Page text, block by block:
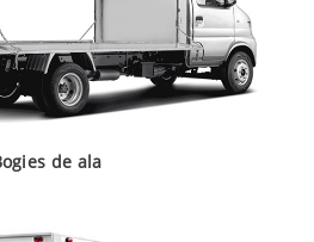
de ala